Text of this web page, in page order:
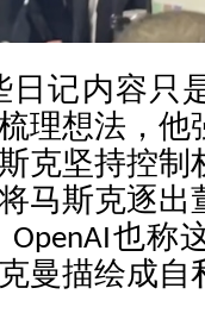
日记内容只
理想法，他
克坚持控制
马斯克逐出
也称
曼描绘成自